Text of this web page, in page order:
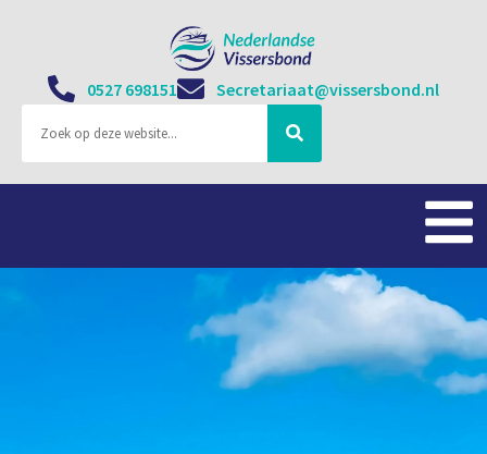
0527 698151 Secretariaat@vissersbond.nl